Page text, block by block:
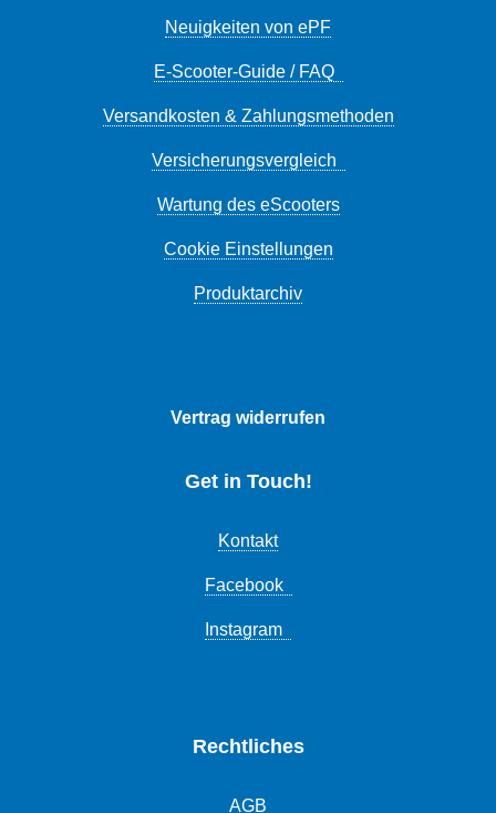
Neuigkeiten von ePF
E-Scooter-Guide / FAQ
Versandkosten & Zahlungsmethoden
Versicherungsvergleich
Wartung des eScooters
Cookie Einstellungen
Produktarchiv
Vertrag widerrufen
Get in Touch!
Kontakt
Facebook
Instagram
Rechtliches
AGB